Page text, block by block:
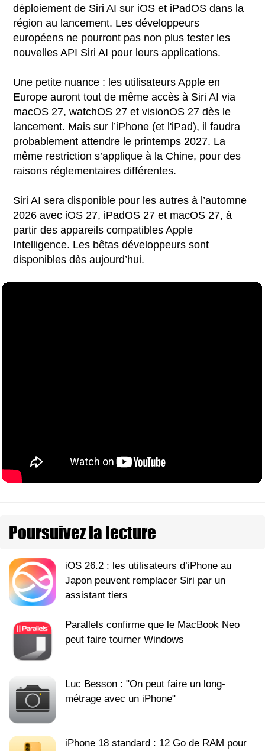
déploiement de Siri AI sur iOS et iPadOS dans la
région au lancement. Les développeurs
européens ne pourront pas non plus tester les
nouvelles API Siri AI pour leurs applications.
Une petite nuance : les utilisateurs Apple en
Europe auront tout de même accès à Siri AI via
macOS 27, watchOS 27 et visionOS 27 dès le
lancement. Mais sur l’iPhone (et l'iPad), il faudra
probablement attendre le printemps 2027. La
même restriction s’applique à la Chine, pour des
raisons réglementaires différentes.
Siri AI sera disponible pour les autres à l’automne
2026 avec iOS 27, iPadOS 27 et macOS 27, à
partir des appareils compatibles Apple
Intelligence. Les bêtas développeurs sont
disponibles dès aujourd’hui.
Poursuivez la lecture
iOS 26.2 : les utilisateurs d’iPhone au
Japon peuvent remplacer Siri par un
assistant tiers
Parallels confirme que le MacBook Neo
peut faire tourner Windows
Luc Besson : "On peut faire un long-
métrage avec un iPhone"
iPhone 18 standard : 12 Go de RAM pour